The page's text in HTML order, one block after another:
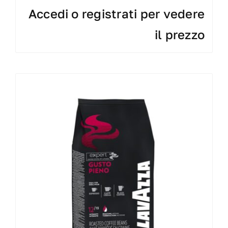
Accedi o registrati per vedere
il prezzo